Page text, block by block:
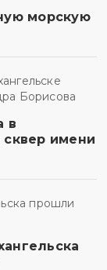
морскую
в
имени